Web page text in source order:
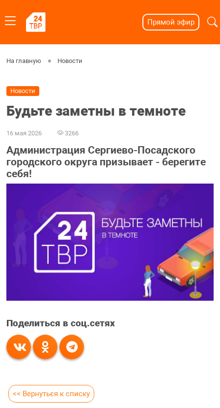
Прямой эфир
На главную Новости
Новости
Будьте заметны в темноте
16 мая 2026 3266
Администрация Сергиево-Посадского
городского округа призывает - берегите
себя!
Поделиться в соц.сетях
<< Вернуться к списку